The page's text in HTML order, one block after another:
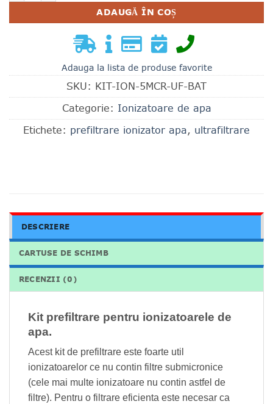
ADAUGĂ ÎN COȘ
Adauga la lista de produse favorite
SKU: KIT-ION-5MCR-UF-BAT
Categorie: Ionizatoare de apa
Etichete: prefiltrare ionizator apa, ultrafiltrare
DESCRIERE
CARTUSE DE SCHIMB
RECENZII (0)
Kit prefiltrare pentru ionizatoarele de
apa.
Acest kit de prefiltrare este foarte util
ionizatoarelor ce nu contin filtre submicronice
(cele mai multe ionizatoare nu contin astfel de
filtre). Pentru o filtrare eficienta este necesar ca